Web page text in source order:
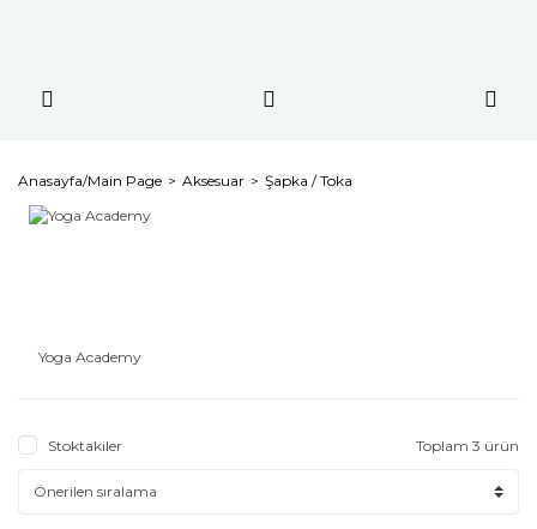
Anasayfa/Main Page Aksesuar Şapka / Toka
Yoga Academy
Stoktakiler Toplam 3 ürün